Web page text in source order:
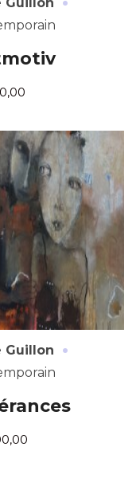
Guillon ·